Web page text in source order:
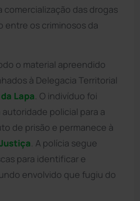
comercialização das drogas
entre os criminosos da
o material apreendido
à Delegacia Territorial
Lapa . O indivíduo foi
policial para a
de prisão e permanece à
. A polícia segue
para identificar e
envolvido que fugiu do